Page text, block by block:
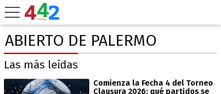
ABIERTO DE PALERMO
Las más leídas
Comienza la Fecha 4 del Torneo
Clausura 2026: qué partidos se